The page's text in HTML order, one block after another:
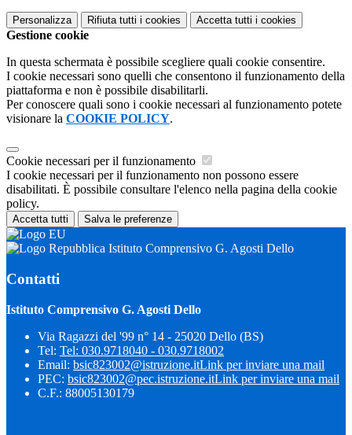
Personalizza Rifiuta tutti i cookies Accetta tutti i cookies
Gestione cookie
In questa schermata è possibile scegliere quali cookie consentire.
I cookie necessari sono quelli che consentono il funzionamento della
piattaforma e non è possibile disabilitarli.
Per conoscere quali sono i cookie necessari al funzionamento potete
visionare la COOKIE POLICY.
Cookie necessari per il funzionamento
I cookie necessari per il funzionamento non possono essere
disabilitati. È possibile consultare l'elenco nella pagina della cookie
policy.
Accetta tutti Salva le preferenze
Istituto Comprensivo G. Agosti Dello
Contatti
Istituto Comprensivo G. Agosti Dello
Via Ragazzi del '99 n° 14 - 25020 Dello (BS)
Tel: Tel: 030.9718040 - 030.9718002
Email: bsic823002@istruzione.itLink per inviare una mail
PEC: bsic823002@pec.istruzione.itLink per inviare una mail
C.F.: 88005130179